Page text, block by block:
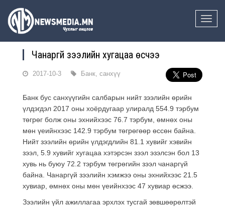
Toggle
Чанаргүй зээлийн хугацаа өсчээ
2017-10-3 Банк, санхүү
Банк бус санхүүгийн салбарын нийт зээлийн өрийн
үлдэгдэл 2017 оны хоёрдугаар улиралд 554.9 тэрбум
төгрөг болж оны эхнийхээс 76.7 тэрбум, өмнөх оны
мөн үеийнхээс 142.9 тэрбум төгрөгөөр өссөн байна.
Нийт зээлийн өрийн үлдэгдлийн 81.1 хувийг хэвийн
зээл, 5.9 хувийг хугацаа хэтэрсэн зээл эзэлсэн бол 13
хувь нь буюу 72.2 тэрбум төгрөгийн зээл чанаргүй
байна. Чанаргүй зээлийн хэмжээ оны эхнийхээс 21.5
хувиар, өмнөх оны мөн үеийнхээс 47 хувиар өсжээ.
Зээлийн үйл ажиллагаа эрхлэх тусгай зөвшөөрөлтэй